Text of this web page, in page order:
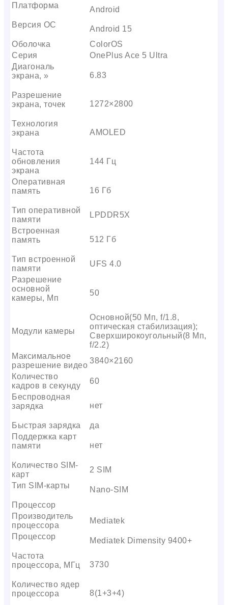
Платформа
Android
Версия ОС
Android 15
Оболочка
ColorOS
Серия
OnePlus Ace 5 Ultra
Диагональ
экрана, »
6.83
Разрешение
экрана, точек
1272×2800
Технология
экрана
AMOLED
Частота
обновления
экрана
144 Гц
Оперативная
память
16 Гб
Тип оперативной
памяти
LPDDR5X
Встроенная
память
512 Гб
Тип встроенной
памяти
UFS 4.0
Разрешение
основной
камеры, Мп
50
Модули камеры
Основной(50 Мп, f/1.8,
оптическая стабилизация);
Сверхширокоугольный(8 Мп,
f/2.2)
Максимальное
разрешение видео
3840×2160
Количество
кадров в секунду
60
Беспроводная
зарядка
нет
Быстрая зарядка
да
Поддержка карт
памяти
нет
Количество SIM-
карт
2 SIM
Тип SIM-карты
Nano-SIM
Процессор
Производитель
процессора
Mediatek
Процессор
Mediatek Dimensity 9400+
Частота
процессора, МГц
3730
Количество ядер
процессора
8(1+3+4)